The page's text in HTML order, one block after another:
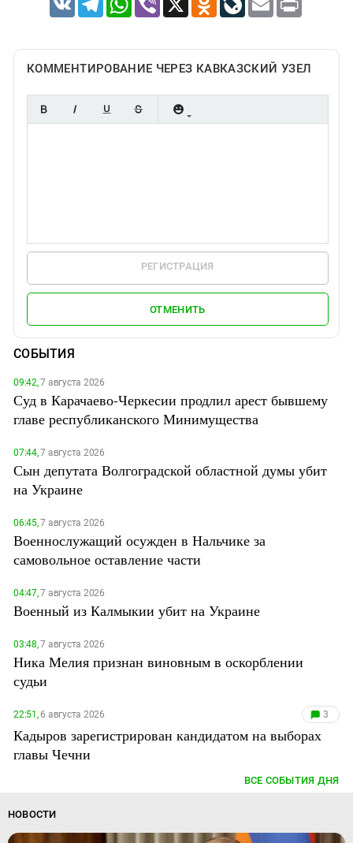
КОММЕНТИРОВАНИЕ ЧЕРЕЗ КАВКАЗСКИЙ УЗЕЛ
РЕГИСТРАЦИЯ
ОТМЕНИТЬ
СОБЫТИЯ
09:42,7 августа 2026
Суд в Карачаево-Черкесии продлил арест бывшему
главе республиканского Минимущества
07:44,7 августа 2026
Сын депутата Волгоградской областной думы убит
на Украине
06:45,7 августа 2026
Военнослужащий осужден в Нальчике за
самовольное оставление части
04:47,7 августа 2026
Военный из Калмыкии убит на Украине
03:48,7 августа 2026
Ника Мелия признан виновным в оскорблении
судьи
22:51,6 августа 2026 3
Кадыров зарегистрирован кандидатом на выборах
главы Чечни
ВСЕ СОБЫТИЯ ДНЯ
НОВОСТИ